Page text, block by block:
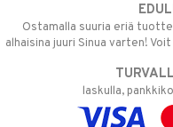
Ostamalla suuria eriä
alhaisina juuri Sinua varten!
laskulla,